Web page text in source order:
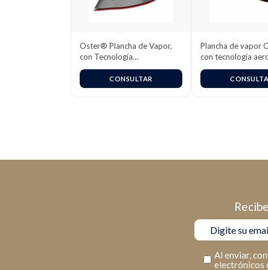
Oster® Plancha de Vapor,
con Tecnología
Aerocerámica, Blanco Perla,
GCSTAC6901CONSULTAR
Plancha de vapor
con tecnología
GCSTAC6953
Al enviar,
electrónicos